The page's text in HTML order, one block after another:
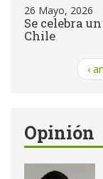
26 Mayo, 2026
Se celebra
Chile
‹
Opinión